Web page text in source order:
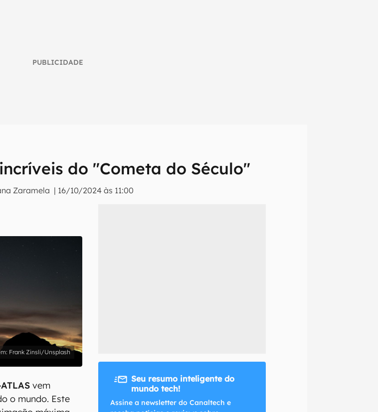
PUBLICIDADE
do "Cometa do Século"
Zaramela | 16/10/2024 às 11:00
mundo tech!
Frank Zinsli/Unsplash
vem
o mundo. Este
Seu resumo inteligente do
mundo tech!
Assine a newsletter do Canaltech e